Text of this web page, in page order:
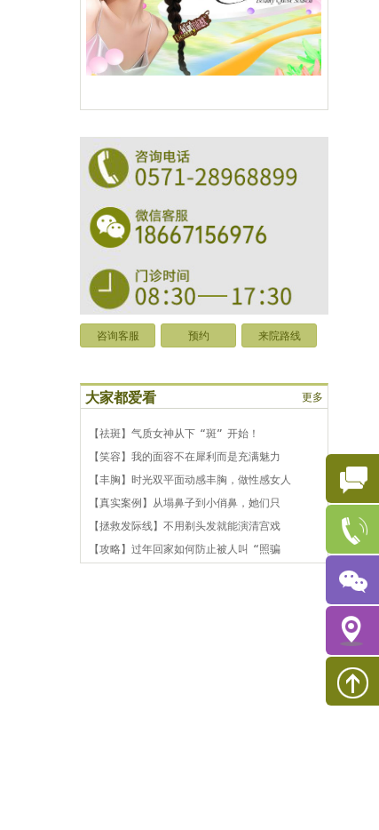
咨询客服 预约 来院路线
更多
大家都爱看
【祛斑】气质女神从下“斑”开始！
【笑容】我的面容不在犀利而是充满魅力
【丰胸】时光双平面动感丰胸，做性感女人
【真实案例】从塌鼻子到小俏鼻，她们只
【拯救发际线】不用剃头发就能演清宫戏
【攻略】过年回家如何防止被人叫“照骗